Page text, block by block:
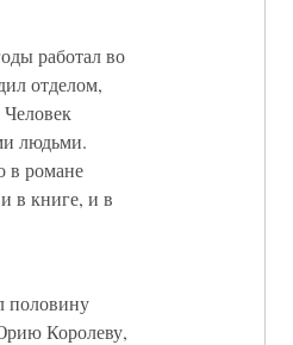
работал во
отделом,
людьми.
в романе
в книге, и в
половину
Королеву,